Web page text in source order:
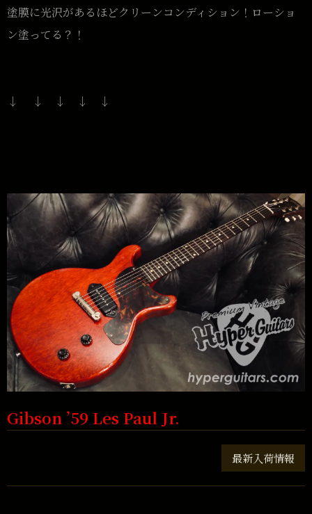
塗膜に光沢があるほどクリーンコンディション！ローショ
ン塗ってる？！
↓ ↓ ↓ ↓ ↓
Gibson ’59 Les Paul Jr.
最新入荷情報